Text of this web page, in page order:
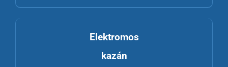
Elektromos
kazán